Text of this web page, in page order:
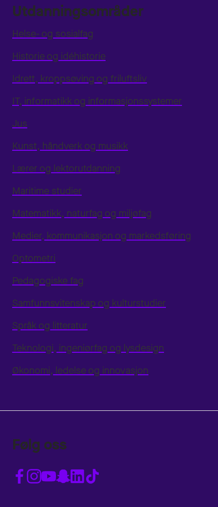
Utdanningsområder
Helse- og sosialfag
Historie og idéhistorie
Idrett, kroppsøving og friluftsliv
IT, informatikk og informasjonssystemer
Jus
Kunst, håndverk og musikk
Lærer og lektorutdanning
Maritime studier
Matematikk, naturfag og miljøfag
Medier, kommunikasjon og markedsføring
Optometri
Pedagogiske fag
Samfunnsvitenskap og kulturstudier
Språk og litteratur
Teknologi, ingeniørfag og lysdesign
Økonomi, ledelse og innovasjon
Følg oss